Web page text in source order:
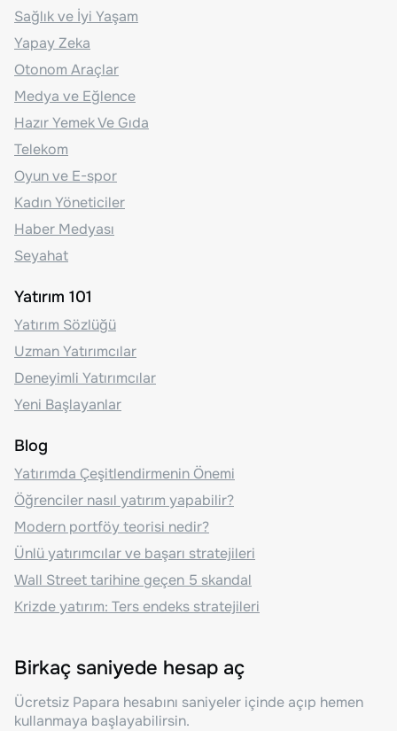
Sağlık ve İyi Yaşam
Yapay Zeka
Otonom Araçlar
Medya ve Eğlence
Hazır Yemek Ve Gıda
Telekom
Oyun ve E-spor
Kadın Yöneticiler
Haber Medyası
Seyahat
Yatırım 101
Yatırım Sözlüğü
Uzman Yatırımcılar
Deneyimli Yatırımcılar
Yeni Başlayanlar
Blog
Yatırımda Çeşitlendirmenin Önemi
Öğrenciler nasıl yatırım yapabilir?
Modern portföy teorisi nedir?
Ünlü yatırımcılar ve başarı stratejileri
Wall Street tarihine geçen 5 skandal
Krizde yatırım: Ters endeks stratejileri
Birkaç saniyede hesap aç
Ücretsiz Papara hesabını saniyeler içinde açıp hemen
kullanmaya başlayabilirsin.